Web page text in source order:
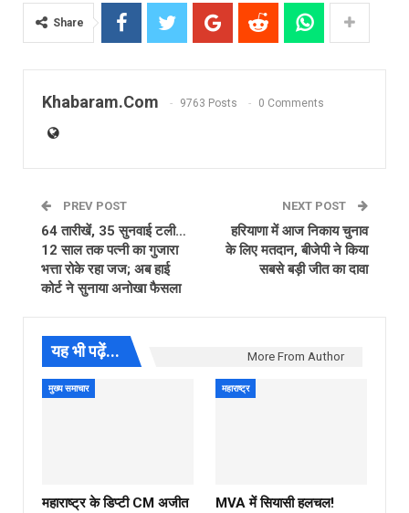
Share
Khabaram.Com 9763 Posts 0 Comments
PREV POST
64 तारीखें, 35 सुनवाई टली…
12 साल तक पत्नी का गुजारा
भत्ता रोके रहा जज; अब हाई
कोर्ट ने सुनाया अनोखा फैसला
NEXT POST
हरियाणा में आज निकाय चुनाव
के लिए मतदान, बीजेपी ने किया
सबसे बड़ी जीत का दावा
यह भी पढ़ें... More From Author
मुख्य समाचार
महाराष्ट्र के डिप्टी CM अजीत
महाराष्ट्र
MVA में सियासी हलचल!